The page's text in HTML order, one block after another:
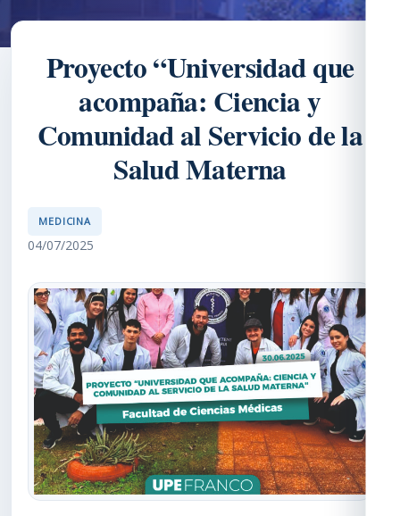
Proyecto “Universidad que
acompaña: Ciencia y
Comunidad al Servicio de la
Salud Materna
MEDICINA
04/07/2025